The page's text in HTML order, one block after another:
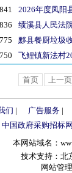
2026年度凤阳
绩溪县人民法
黟县餐厨垃圾
飞鲤镇新法村
首页 上一页
们 | 广告服务|
中国政府采购招标网
本网站域名：
技术支持：北
网站管理